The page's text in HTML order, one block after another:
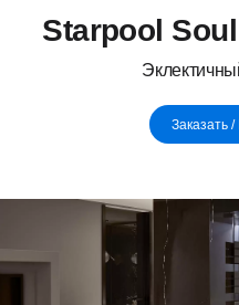
Starpool
Заказать